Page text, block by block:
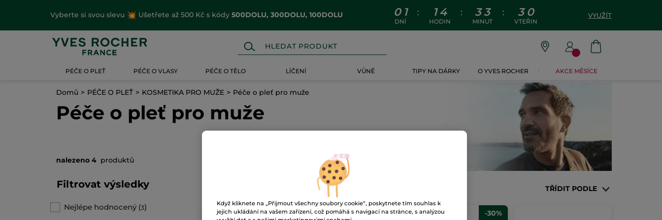
Vyberte si svou slevu Ušetřete až 500 Kč s kódy 500DOLU, 300DOLU, 100DOLU 0 1
DNÍ
: 1 4
HODIN
: 33
MINUT
: 2 9
VTEŘIN
VYUŽÍT
PÉČE O PLEŤ PÉČE O VLASY PÉČE O TĚLO LÍČENÍ VŮNĚ TIPY NA DÁRKY O YVES ROCHER AKCE MĚSÍCE
Domů PÉČE O PLEŤ KOSMETIKA PRO MUŽE Péče o pleť pro muže
Péče o pleť pro muže
nalezeno 4 produktů
Filtrovat výsledky
Nejlépe hodnocený (3)
TŘÍDIT PODLE
-34% -30%
Když kliknete na „Přijmout všechny soubory cookie“, poskytnete tím souhlas k
jejich ukládání na vašem zařízení, což pomáhá s navigací na stránce, s analýzou